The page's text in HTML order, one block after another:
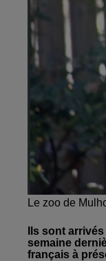
Le zoo de
Ils sont
semaine
français à